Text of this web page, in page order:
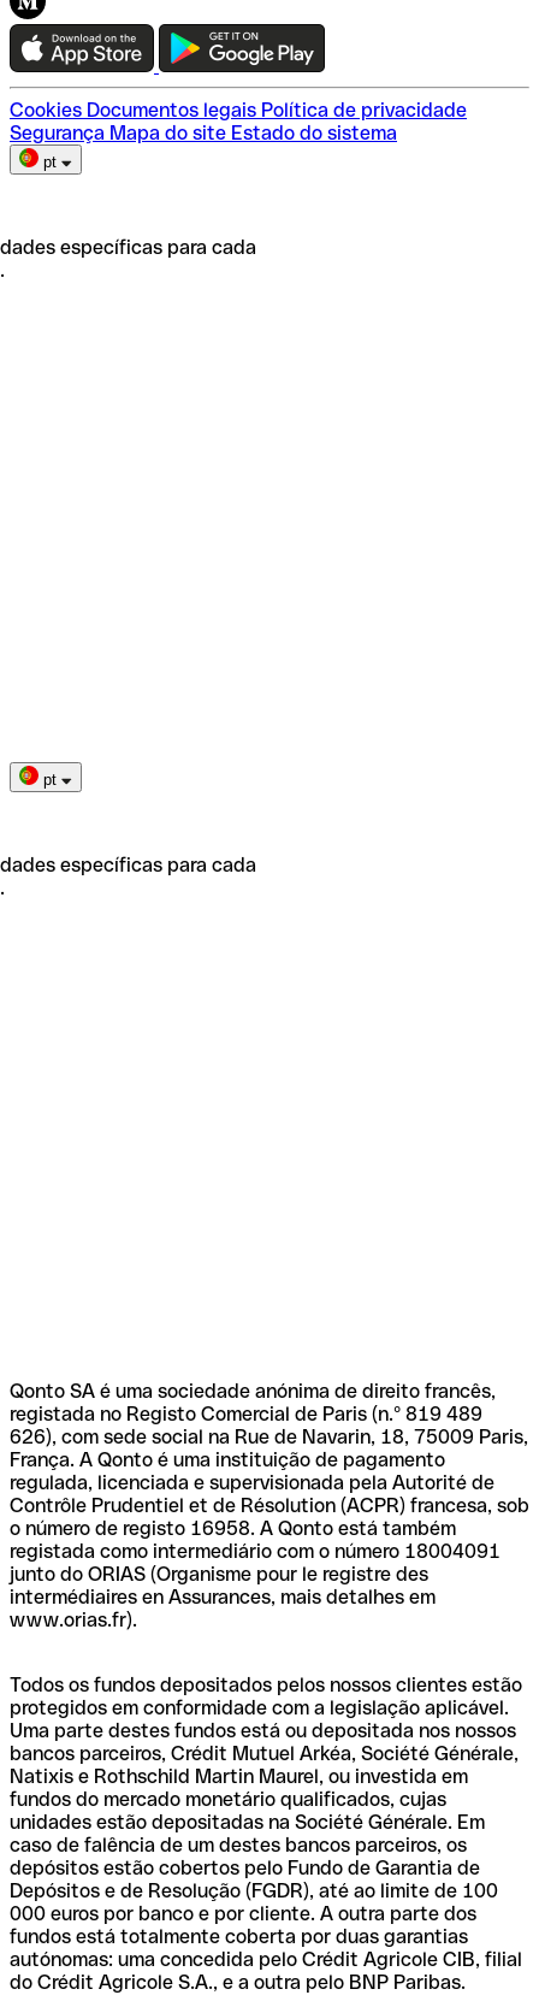
Teste a Qonto
Escolha do plano
Cookies Documentos legais Política de privacidade
Segurança Mapa do site Estado do sistema
pt
específicas para cada
pt
específicas para cada
Qonto SA é uma sociedade anónima de direito francês,
registada no Registo Comercial de Paris (n.º 819 489
626), com sede social na Rue de Navarin, 18, 75009 Paris,
França. A Qonto é uma instituição de pagamento
regulada, licenciada e supervisionada pela Autorité de
Contrôle Prudentiel et de Résolution (ACPR) francesa, sob
o número de registo 16958. A Qonto está também
registada como intermediário com o número 18004091
junto do ORIAS (Organisme pour le registre des
intermédiaires en Assurances, mais detalhes em
www.orias.fr).
Todos os fundos depositados pelos nossos clientes estão
protegidos em conformidade com a legislação aplicável.
Uma parte destes fundos está ou depositada nos nossos
bancos parceiros, Crédit Mutuel Arkéa, Société Générale,
Natixis e Rothschild Martin Maurel, ou investida em
fundos do mercado monetário qualificados, cujas
unidades estão depositadas na Société Générale. Em
caso de falência de um destes bancos parceiros, os
depósitos estão cobertos pelo Fundo de Garantia de
Depósitos e de Resolução (FGDR), até ao limite de 100
000 euros por banco e por cliente. A outra parte dos
fundos está totalmente coberta por duas garantias
autónomas: uma concedida pelo Crédit Agricole CIB, filial
do Crédit Agricole S.A., e a outra pelo BNP Paribas.